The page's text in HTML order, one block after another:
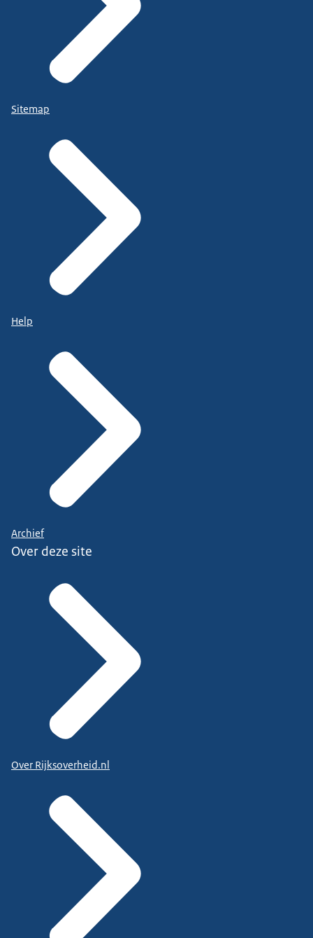
Sitemap
Help
Archief
Over deze site
Over Rijksoverheid.nl